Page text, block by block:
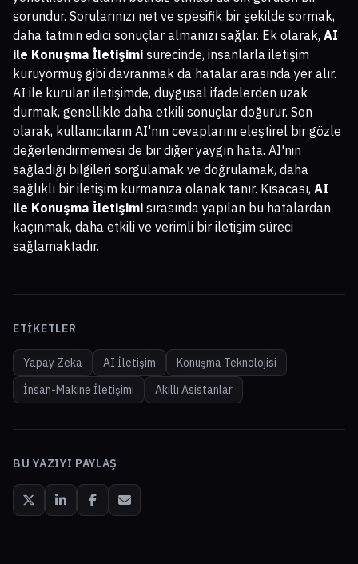
sorundur. Sorularınızı net ve spesifik bir şekilde sormak,
daha tatmin edici sonuçlar almanızı sağlar. Ek olarak, AI
ile Konuşma İletişimi sürecinde, insanlarla iletişim
kuruyormuş gibi davranmak da hatalar arasında yer alır.
AI ile kurulan iletişimde, duygusal ifadelerden uzak
durmak, genellikle daha etkili sonuçlar doğurur. Son
olarak, kullanıcıların AI'nın cevaplarını eleştirel bir gözle
değerlendirmemesi de bir diğer yaygın hata. AI'nin
sağladığı bilgileri sorgulamak ve doğrulamak, daha
sağlıklı bir iletişim kurmanıza olanak tanır. Kısacası, AI
ile Konuşma İletişimi sırasında yapılan bu hatalardan
kaçınmak, daha etkili ve verimli bir iletişim süreci
sağlamaktadır.
ETIKETLER
Yapay Zeka AI İletişim
Konuşma Teknolojisi
İnsan-Makine İletişimi
Akıllı Asistanlar
BU YAZIYI PAYLAŞ